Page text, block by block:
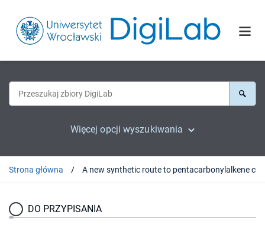
Więcej opcji wyszukiwania
Strona główna
DO PRZYPISANIA